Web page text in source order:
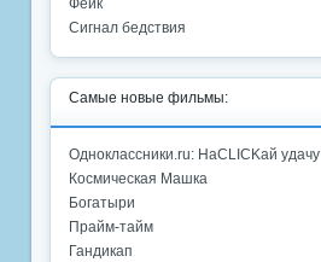
Фейк
Сигнал бедствия
Самые новые фильмы:
Одноклассники.ru: НаCLICKай удачу
Космическая Машка
Богатыри
Прайм-тайм
Гандикап